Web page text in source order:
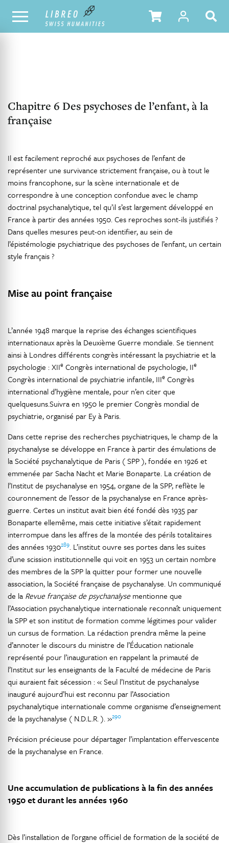
NOTRE CATALOGUE TABLE DES MATIÈRES
Chapitre 6 Des psychoses de l’enfant, à la
française
Il est facilement reproché aux psychoses de l’enfant de
représenter une survivance strictement française, ou à tout le
moins francophone, sur la scène internationale et de
correspondre à une conception confondue avec le champ
doctrinal psychanalytique, tel qu’il s’est largement développé en
France à partir des années 1950. Ces reproches sont-ils justifiés ?
Dans quelles mesures peut-on identifier, au sein de
l’épistémologie psychiatrique des psychoses de l’enfant, un certain
style français ?
Mise au point française
L’année 1948 marque la reprise des échanges scientifiques
internationaux après la Deuxième Guerre mondiale. Se tiennent
ainsi à Londres différents congrès intéressant la psychiatrie et la
psychologie : XIIe Congrès international de psychologie, IIe
Congrès international de psychiatrie infantile, IIIe Congrès
international d’hygiène mentale, pour n’en citer que
quelquesuns.Suivra en 1950 le premier Congrès mondial de
psychiatrie, organisé par Ey à Paris.
Dans cette reprise des recherches psychiatriques, le champ de la
psychanalyse se développe en France à partir des émulations de
la Société psychanalytique de Paris ( SPP ), fondée en 1926 et
emmenée par Sacha Nacht et Marie Bonaparte. La création de
l’Institut de psychanalyse en 1954, organe de la SPP, reflète le
couronnement de l’essor de la psychanalyse en France après-
guerre. Certes un institut avait bien été fondé dès 1935 par
Bonaparte ellemême, mais cette initiative s’était rapidement
interrompue dans les affres de la montée des périls totalitaires
des années 1930289. L’institut ouvre ses portes dans les suites
d’une scission institutionnelle qui voit en 1953 un certain nombre
des membres de la SPP la quitter pour former une nouvelle
association, la Société française de psychanalyse. Un communiqué
de la Revue française de psychanalyse mentionne que
l’Association psychanalytique internationale reconnaît uniquement
la SPP et son institut de formation comme légitimes pour valider
un cursus de formation. La rédaction prendra même la peine
d’annoter le discours du ministre de l’Éducation nationale
représenté pour l’inauguration en rappelant la primauté de
l’Institut sur les enseignants de la Faculté de médecine de Paris
qui auraient fait sécession : « Seul l’Institut de psychanalyse
inauguré aujourd’hui est reconnu par l’Association
psychanalytique internationale comme organisme d’enseignement
de la psychanalyse ( N.D.L.R. ). »290
Précision précieuse pour départager l’implantation effervescente
de la psychanalyse en France.
Une accumulation de publications à la fin des années
1950 et durant les années 1960
Dès l’installation de l’organe officiel de formation de la société de